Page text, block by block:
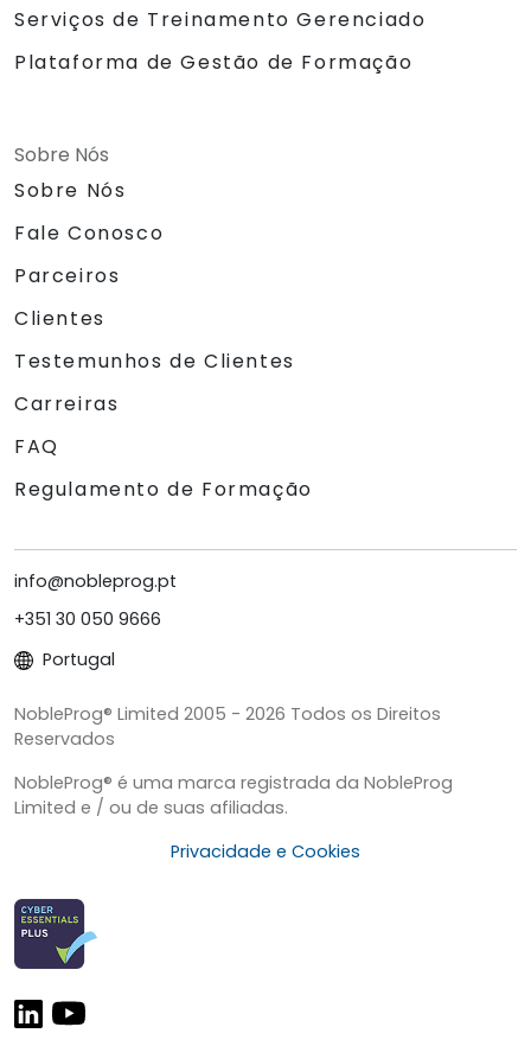
Serviços de Treinamento Gerenciado
Plataforma de Gestão de Formação
Sobre Nós
Sobre Nós
Fale Conosco
Parceiros
Clientes
Testemunhos de Clientes
Carreiras
FAQ
Regulamento de Formação
info@nobleprog.pt
+351 30 050 9666
Portugal
NobleProg® Limited 2005 - 2026 Todos os Direitos
Reservados
NobleProg® é uma marca registrada da NobleProg
Limited e / ou de suas afiliadas.
Privacidade e Cookies